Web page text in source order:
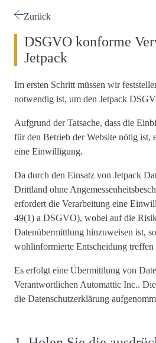
Zurück
DSGVO konforme
Jetpack
Im ersten Schritt müssen wir
notwendig ist, um den Jetpack
Aufgrund der Tatsache, dass die
für den Betrieb der Website nötig ist,
eine Einwilligung.
Da durch den Einsatz von Jetpack
Drittland ohne
erfordert die Verarbeitung eine
49(1) a DSGVO), wobei auf die
Datenübermittlung hinzuweisen ist,
wohlinformierte Entscheidung treffen
Es erfolgt eine Übermittlung von
Verantwortlichen Automattic Inc..
die Datenschutzerklärung